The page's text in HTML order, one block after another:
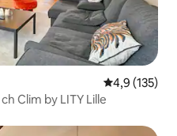
Vidutinis
4,9 (135)
Clim by LITY Lille